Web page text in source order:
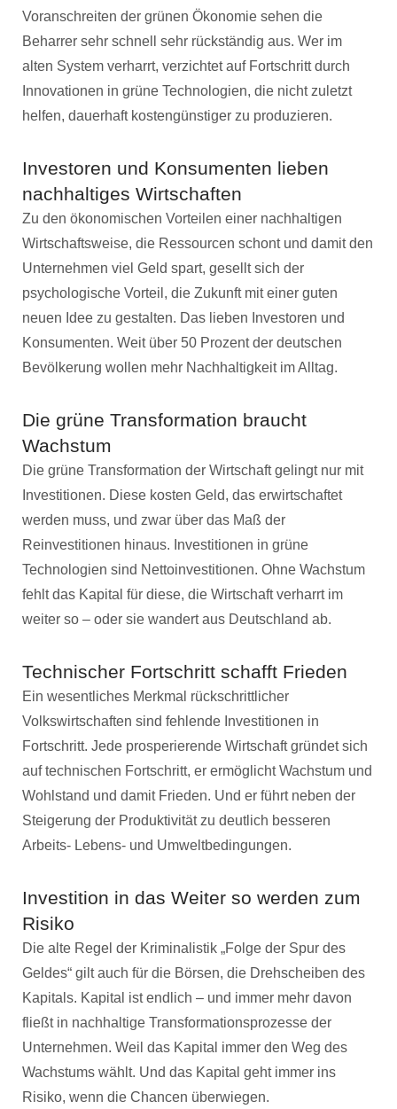
Voranschreiten der grünen Ökonomie sehen die
Beharrer sehr schnell sehr rückständig aus. Wer im
alten System verharrt, verzichtet auf Fortschritt durch
Innovationen in grüne Technologien, die nicht zuletzt
helfen, dauerhaft kostengünstiger zu produzieren.
Investoren und Konsumenten lieben
nachhaltiges Wirtschaften
Zu den ökonomischen Vorteilen einer nachhaltigen
Wirtschaftsweise, die Ressourcen schont und damit den
Unternehmen viel Geld spart, gesellt sich der
psychologische Vorteil, die Zukunft mit einer guten
neuen Idee zu gestalten. Das lieben Investoren und
Konsumenten. Weit über 50 Prozent der deutschen
Bevölkerung wollen mehr Nachhaltigkeit im Alltag.
Die grüne Transformation braucht
Wachstum
Die grüne Transformation der Wirtschaft gelingt nur mit
Investitionen. Diese kosten Geld, das erwirtschaftet
werden muss, und zwar über das Maß der
Reinvestitionen hinaus. Investitionen in grüne
Technologien sind Nettoinvestitionen. Ohne Wachstum
fehlt das Kapital für diese, die Wirtschaft verharrt im
weiter so – oder sie wandert aus Deutschland ab.
Technischer Fortschritt schafft Frieden
Ein wesentliches Merkmal rückschrittlicher
Volkswirtschaften sind fehlende Investitionen in
Fortschritt. Jede prosperierende Wirtschaft gründet sich
auf technischen Fortschritt, er ermöglicht Wachstum und
Wohlstand und damit Frieden. Und er führt neben der
Steigerung der Produktivität zu deutlich besseren
Arbeits- Lebens- und Umweltbedingungen.
Investition in das Weiter so werden zum
Risiko
Die alte Regel der Kriminalistik „Folge der Spur des
Geldes“ gilt auch für die Börsen, die Drehscheiben des
Kapitals. Kapital ist endlich – und immer mehr davon
fließt in nachhaltige Transformationsprozesse der
Unternehmen. Weil das Kapital immer den Weg des
Wachstums wählt. Und das Kapital geht immer ins
Risiko, wenn die Chancen überwiegen.